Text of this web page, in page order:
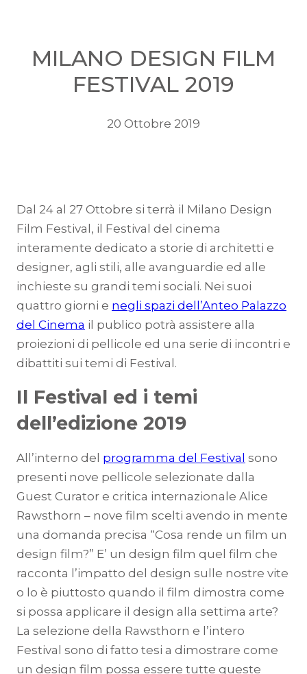
MILANO DESIGN FILM
FESTIVAL 2019
20 Ottobre 2019
Dal 24 al 27 Ottobre si terrà il Milano Design
Film Festival, il Festival del cinema
interamente dedicato a storie di architetti e
designer, agli stili, alle avanguardie ed alle
inchieste su grandi temi sociali. Nei suoi
quattro giorni e negli spazi dell’Anteo Palazzo
del Cinema il publico potrà assistere alla
proiezioni di pellicole ed una serie di incontri e
dibattiti sui temi di Festival.
Il Festival ed i temi
dell’edizione 2019
All’interno del programma del Festival sono
presenti nove pellicole selezionate dalla
Guest Curator e critica internazionale Alice
Rawsthorn – nove film scelti avendo in mente
una domanda precisa “Cosa rende un film un
design film?” E’ un design film quel film che
racconta l’impatto del design sulle nostre vite
o lo è piuttosto quando il film dimostra come
si possa applicare il design alla settima arte?
La selezione della Rawsthorn e l’intero
Festival sono di fatto tesi a dimostrare come
un design film possa essere tutte queste